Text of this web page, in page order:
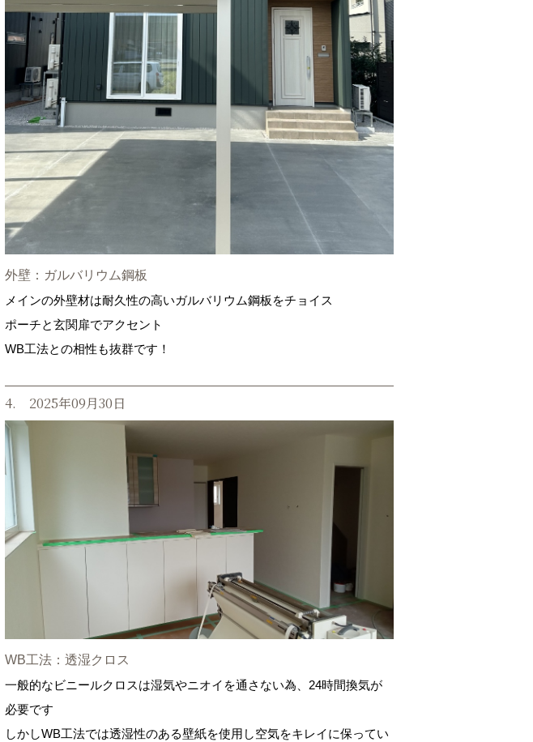
外壁：ガルバリウム鋼板
メインの外壁材は耐久性の高いガルバリウム鋼板をチョイス
ポーチと玄関扉でアクセント
WB工法との相性も抜群です！
4. 2025年09月30日
WB工法：透湿クロス
一般的なビニールクロスは湿気やニオイを通さない為、24時間換気が
必要です
しかしWB工法では透湿性のある壁紙を使用し空気をキレイに保ってい